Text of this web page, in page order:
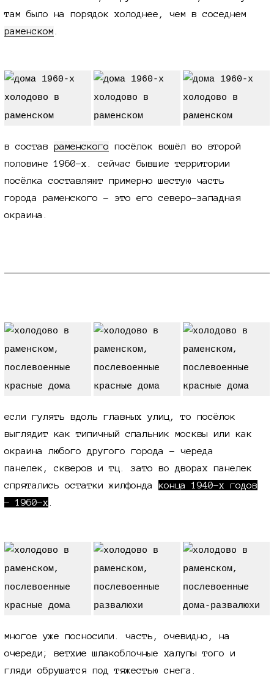
там было на порядок холоднее, чем в соседнем
раменском.
в состав раменского посёлок вошёл во второй
половине1960-х.
сейчас бывшие территории
посёлка составляют примерно шестую часть
города раменского - это его северо-западная
окраина.
если гулять вдоль главных улиц, то посёлок
выглядит как типичный спальник москвы или как
окраина любого другого города - череда
панелек, скверов и тц. зато во дворах панелек
спрятались остатки жилфонда конца1940-х годов
-1960-х
многое уже посносили. часть, очевидно, на
очереди; ветхие шлакоблочные халупы того и
гляди обрушатся под тяжестью снега.